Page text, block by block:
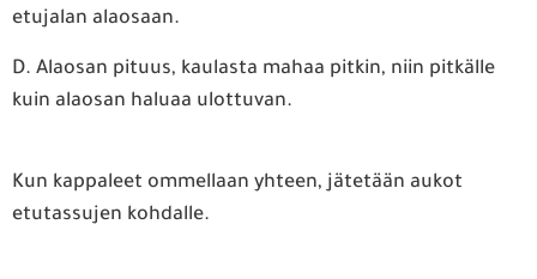
etujalan alaosaan.
D. Alaosan pituus, kaulasta mahaa pitkin, niin pitkälle
kuin alaosan haluaa ulottuvan.
Kun kappaleet ommellaan yhteen, jätetään aukot
etutassujen kohdalle.